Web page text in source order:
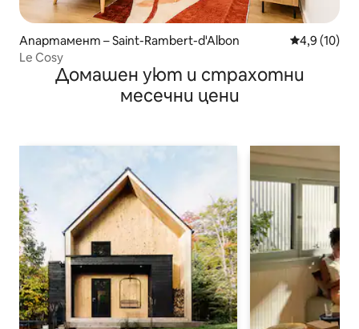
Апартамент – Saint-Rambert-d'Albon Средна
4,9 (10)
Le Cosy
Домашен уют и страхотни
месечни цени